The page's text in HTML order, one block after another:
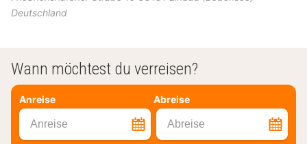
Deutschland
Wann möchtest du verreisen?
Anreise Abreise
Anreise Abreise